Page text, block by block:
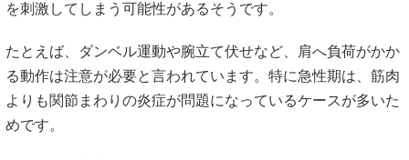
を刺激してしまう可能性があるそうです。
たとえば、ダンベル運動や腕立て伏せなど、肩へ負荷がかか
る動作は注意が必要と言われています。特に急性期は、筋肉
よりも関節まわりの炎症が問題になっているケースが多いた
めです。